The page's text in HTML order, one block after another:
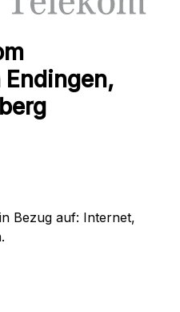
Bezug auf: Internet,